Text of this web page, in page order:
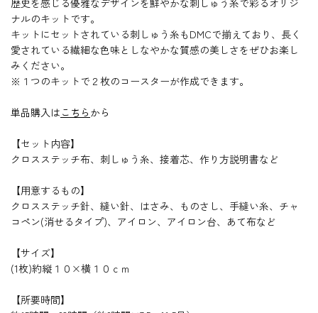
ナルのキットです。
キットにセットされている刺しゅう糸もDMCで揃えており、長く
愛されている繊細な色味としなやかな質感の美しさをぜひお楽し
みください。
※１つのキットで２枚のコースターが作成できます。
単品購入は こちら から
【セット内容】
クロスステッチ布、刺しゅう糸、接着芯、作り方説明書など
【用意するもの】
クロスステッチ針、縫い針、はさみ、ものさし、手縫い糸、チャ
コペン(消せるタイプ)、アイロン、アイロン台、あて布など
【サイズ】
(1枚)約縦１０×横１０ｃｍ
【所要時間】